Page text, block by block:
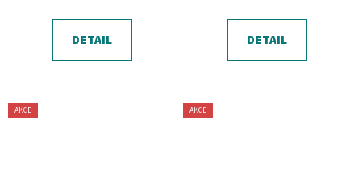
DETAIL DETAIL
AKCE AKCE